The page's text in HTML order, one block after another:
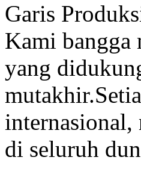
Garis
Kami bangga
yang
internasional,
di seluruh